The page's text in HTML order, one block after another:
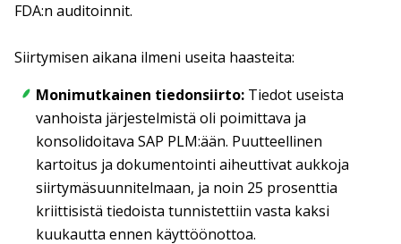
FDA:n auditoinnit.
Siirtymisen aikana ilmeni useita haasteita:
Monimutkainen tiedonsiirto: Tiedot useista
vanhoista järjestelmistä oli poimittava ja
konsolidoitava SAP PLM:ään. Puutteellinen
kartoitus ja dokumentointi aiheuttivat aukkoja
siirtymäsuunnitelmaan, ja noin 25 prosenttia
kriittisistä tiedoista tunnistettiin vasta kaksi
kuukautta ennen käyttöönottoa.